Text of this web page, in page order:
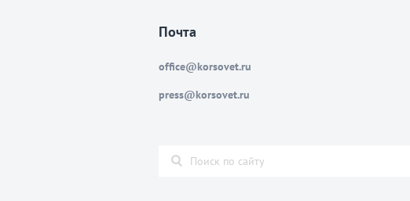
Почта
office@korsovet.ru
press@korsovet.ru